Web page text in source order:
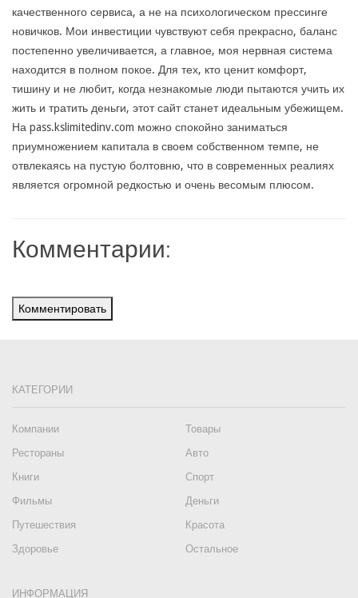
качественного сервиса, а не на психологическом прессинге
новичков. Мои инвестиции чувствуют себя прекрасно, баланс
постепенно увеличивается, а главное, моя нервная система
находится в полном покое. Для тех, кто ценит комфорт,
тишину и не любит, когда незнакомые люди пытаются учить их
жить и тратить деньги, этот сайт станет идеальным убежищем.
На pass.kslimitedinv.com можно спокойно заниматься
приумножением капитала в своем собственном темпе, не
отвлекаясь на пустую болтовню, что в современных реалиях
является огромной редкостью и очень весомым плюсом.
Комментарии:
Комментировать
КАТЕГОРИИ
Компании
Товары
Рестораны
Авто
Книги
Спорт
Фильмы
Деньги
Путешествия
Красота
Здоровье
Остальное
ИНФОРМАЦИЯ